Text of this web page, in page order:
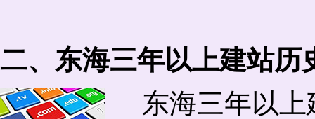
二、东海三年以上建站历
东海三年以